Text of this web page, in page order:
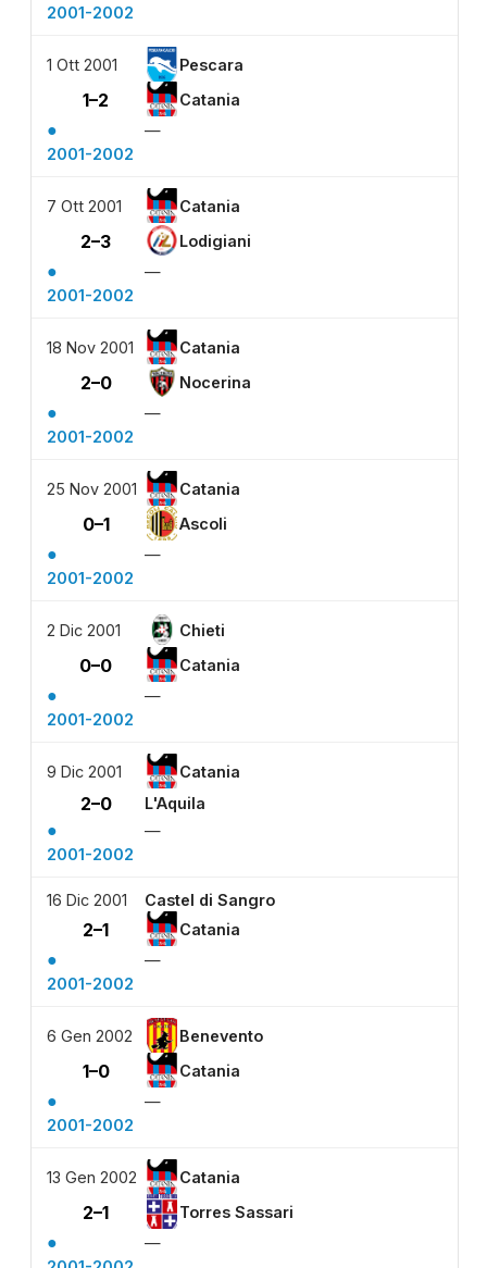
2001-2002
1 Ott 2001 Pescara
1–2 Catania
●
—
2001-2002
7 Ott 2001 Catania
2–3 Lodigiani
●
—
2001-2002
18 Nov 2001 Catania
2–0 Nocerina
●
—
2001-2002
25 Nov 2001 Catania
0–1 Ascoli
●
—
2001-2002
2 Dic 2001 Chieti
0–0 Catania
●
—
2001-2002
9 Dic 2001 Catania
2–0 L'Aquila
●
—
2001-2002
16 Dic 2001 Castel di Sangro
2–1 Catania
●
—
2001-2002
6 Gen 2002 Benevento
1–0 Catania
●
—
2001-2002
13 Gen 2002 Catania
2–1 Torres Sassari
●
—